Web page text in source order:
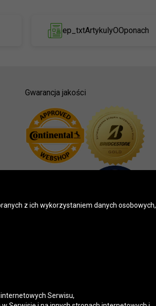
ep_txtArtykulyOOponach
Gwarancja jakości
z ich wykorzystaniem danych osobowych,
Serwisu,